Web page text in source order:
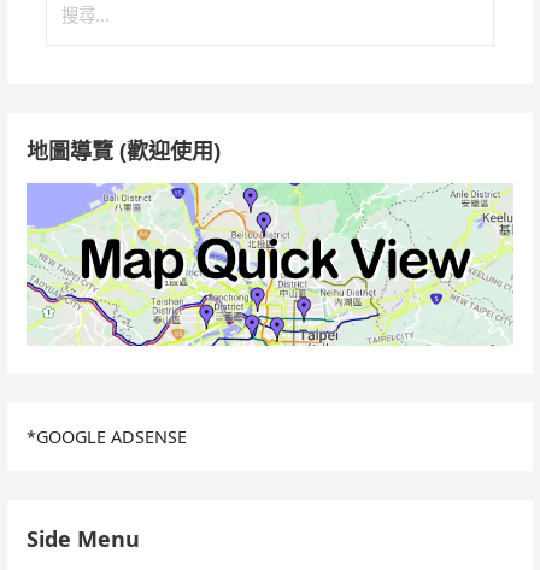
地圖導覽 (歡迎使用)
*GOOGLE ADSENSE
Side Menu